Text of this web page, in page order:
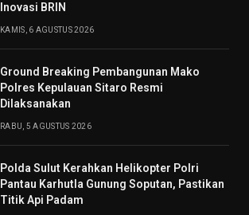
Inovasi BRIN
KAMIS, 6 AGUSTUS 2026
Ground Breaking Pembangunan Mako
Polres Kepulauan Sitaro Resmi
Dilaksanakan
RABU, 5 AGUSTUS 2026
Polda Sulut Kerahkan Helikopter Polri
Pantau Karhutla Gunung Soputan, Pastikan
Titik Api Padam